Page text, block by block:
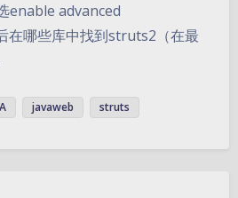
enable advanced
哪些库中找到struts2（在最
javaweb struts